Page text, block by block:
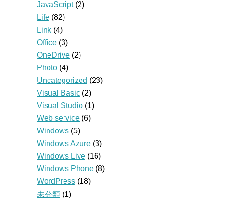
JavaScript(2)
Life (82)
Link (4)
Office (3)
OneDrive (2)
Photo (4)
Uncategorized (23)
Visual Basic (2)
Visual Studio (1)
Web service (6)
Windows (5)
Windows Azure (3)
Windows Live (16)
Windows Phone (8)
WordPress (18)
未分類 (1)